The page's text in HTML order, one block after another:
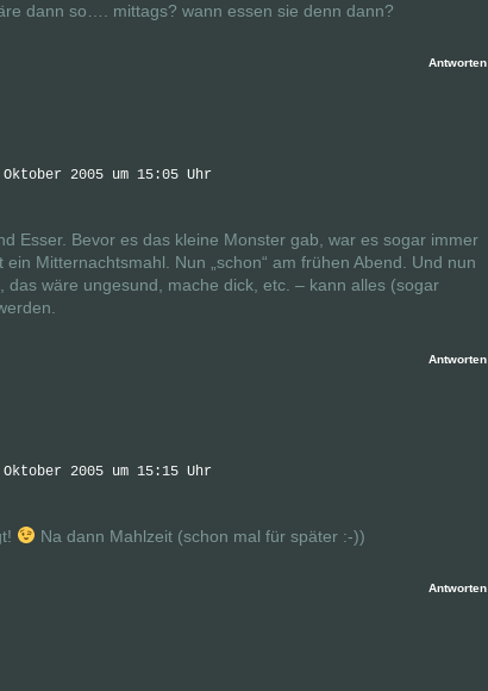
dann so…. mittags? wann essen sie denn dann?
Antworten
2005 um 15:05 Uhr
Esser. Bevor es das kleine Monster gab, war es sogar immer
Mitternachtsmahl. Nun „schon“ am frühen Abend. Und nun
das wäre ungesund, mache dick, etc. – kann alles (sogar
Antworten
2005 um 15:15 Uhr
Na dann Mahlzeit (schon mal für später :-))
Antworten